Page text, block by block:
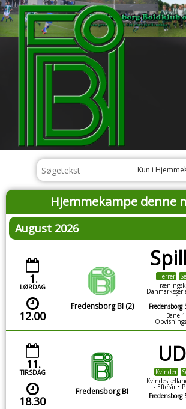
Kun i
Hjemmekampe denne
August 2026
1.
LØRDAG
12.00
Fredensborg BI (2)
Herrer
1
Fredensborg
Bane
11.
TIRSDAG
18.30
Fredensborg BI
Kvinder
- Efterår •
Fredensborg